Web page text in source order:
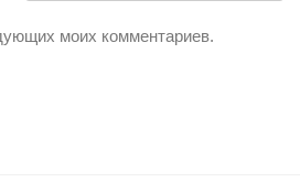
моих комментариев.